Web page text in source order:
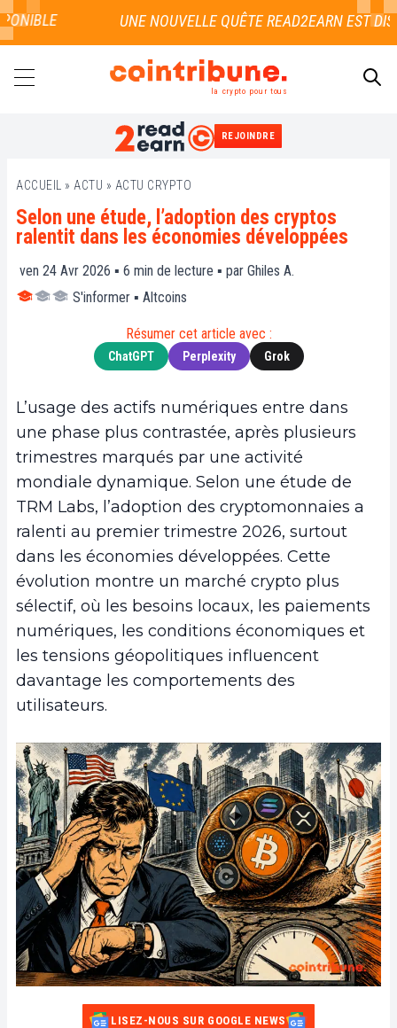
la crypto pour tous
REJOINDRE
ACCUEIL » ACTU » ACTU CRYPTO
Selon une étude, l’adoption des cryptos
ralentit dans les économies développées
ven 24 Avr 2026 ▪ 6 min de lecture ▪ par Ghiles A.
S'informer ▪ Altcoins
Résumer cet article avec :
ChatGPT Perplexity Grok
L’usage des actifs numériques entre dans
une phase plus contrastée, après plusieurs
trimestres marqués par une activité
mondiale dynamique. Selon une étude de
TRM Labs, l’adoption des cryptomonnaies a
ralenti au premier trimestre 2026, surtout
dans les économies développées. Cette
évolution montre un marché crypto plus
sélectif, où les besoins locaux, les paiements
numériques, les conditions économiques et
les tensions géopolitiques influencent
davantage les comportements des
utilisateurs.
LISEZ-NOUS SUR GOOGLE NEWS